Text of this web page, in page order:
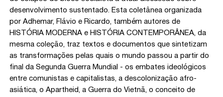
desenvolvimento sustentado. Esta coletânea organizada
por Adhemar, Flávio e Ricardo, também autores de
HISTÓRIA MODERNA e HISTÓRIA CONTEMPORÂNEA, da
mesma coleção, traz textos e documentos que sintetizam
as transformações pelas quais o mundo passou a partir do
final da Segunda Guerra Mundial - os embates ideológicos
entre comunistas e capitalistas, a descolonização afro-
asiática, o Apartheid, a Guerra do Vietnã, o conceito de